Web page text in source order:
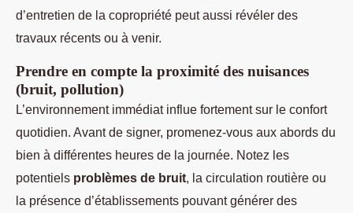
d’entretien de la copropriété peut aussi révéler des
travaux récents ou à venir.
Prendre en compte la proximité des nuisances
(bruit, pollution)
L’environnement immédiat influe fortement sur le confort
quotidien. Avant de signer, promenez-vous aux abords du
bien à différentes heures de la journée. Notez les
potentiels problèmes de bruit, la circulation routière ou
la présence d’établissements pouvant générer des